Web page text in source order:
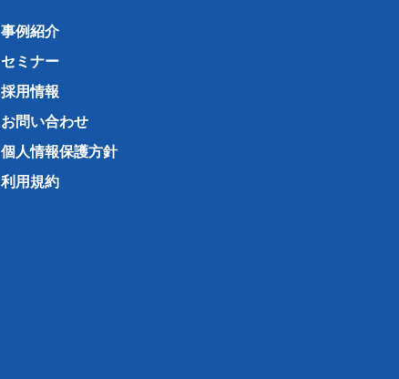
事例紹介
セミナー
採用情報
お問い合わせ
個人情報保護方針
利用規約